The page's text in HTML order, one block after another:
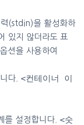
(stdin)을 활성화하
있지 않더라도 표
션을 사용하여
다. <컨테이너 이
설정합니다. <숫